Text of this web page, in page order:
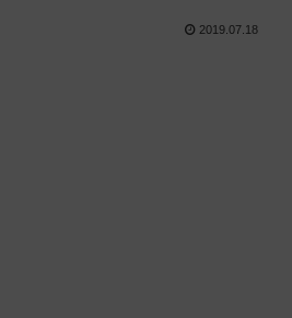
2019.07.18